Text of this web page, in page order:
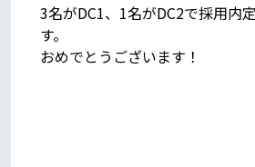
3名がDC1、1名がDC2で採用内
す。
おめでとうございます！